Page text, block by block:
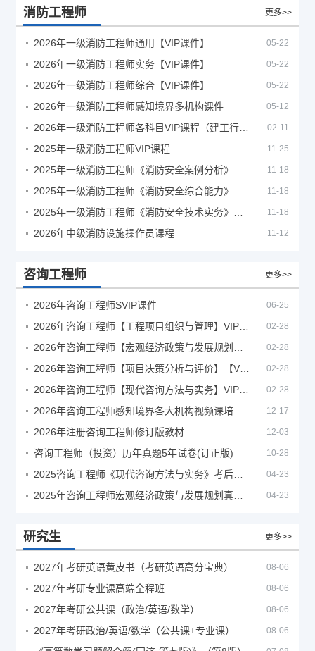
消防工程师 更多>>
2026年一级消防工程师通用【VIP课件】 05-22
2026年一级消防工程师实务【VIP课件】 05-22
2026年一级消防工程师综合【VIP课件】 05-22
2026年一级消防工程师感知境界多机构课件 05-12
02-11
2025年一级消防工程师VIP课程 11-25
11-18
11-18
11-18
2026年中级消防设施操作员课程 11-12
咨询工程师 更多>>
2026年咨询工程师SVIP课件 06-25
02-28
02-28
02-28
02-28
12-17
2026年注册咨询工程师修订版教材 12-03
咨询工程师（投资）历年真题5年试卷(订正版) 10-28
04-23
04-23
研究生 更多>>
2027年考研英语黄皮书（考研英语高分宝典） 08-06
2027年考研专业课高端全程班 08-06
2027年考研公共课（政治/英语/数学） 08-06
2027年考研政治/英语/数学（公共课+专业课） 08-06